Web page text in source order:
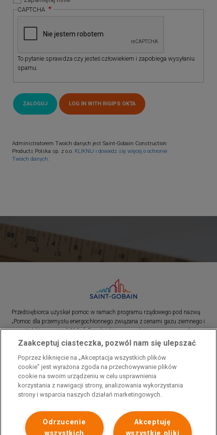
CAPTCHA
To pytanie sprawdza czy jesteś człowiekiem i zapobiega wysyłaniu
spamu.
Administratorem Twoich danych jest Saint-Gobain Construction
Products Polska sp. z o.o. KLIKNIJ i dowiedz się więcej o ochronie
Twoich danych.
Przedsiębiorca uzyskał pomoc w ramach programu rządowego pod nazwą
„Pomoc dla przemysłu energochłonnego związana z cenami gazu ziemnego i
energii elektrycznej w 2023 r.”. Przedsiębiorca uzyskał pomoc w ramach
programu rządowego pod nazwą: „Pomoc dla sektorów energochłonnych
związana z nagłymi wzrostami cen gazu ziemnego i energii elektrycznej w
2022 r.”
Zaakceptuj ciasteczka, pozwól nam się ulepszać
Poprzez kliknięcie na „Akceptacja wszystkich plików
cookie” jest wyrażona zgoda na przechowywanie plików
cookie na swoim urządzeniu w celu usprawnienia
korzystania z nawigacji strony, analizowania wykorzystania
strony i wsparcia naszych działań marketingowych.
Akceptuję
wszystkie pliki
Odrzucenie
wszystkich